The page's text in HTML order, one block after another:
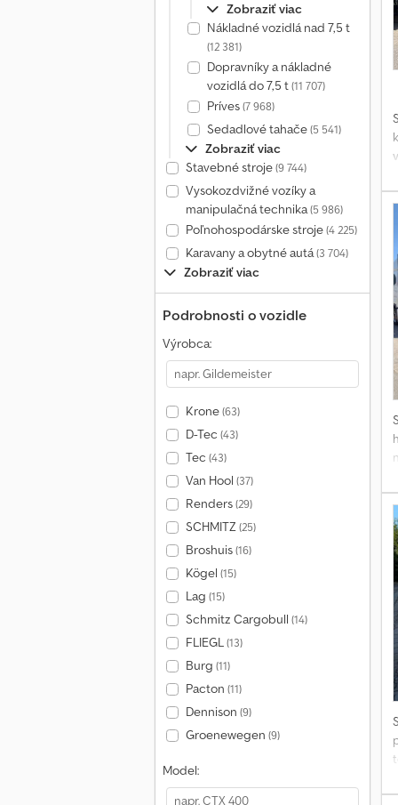
Zobraziť viac
Nákladné vozidlá nad 7,5 t
(12 381)
Dopravníky a nákladné
vozidlá do 7,5 t(11 707)
Príves(7 968)
Sedadlové tahače(5 541)
Zobraziť viac
Stavebné stroje(9 744)
Vysokozdvižné vozíky a
manipulačná technika(5 986)
Poľnohospodárske stroje(4 225)
Karavany a obytné autá(3 704)
Zobraziť viac
Podrobnosti o vozidle
Výrobca:
Krone(63)
D-Tec (43)
Tec (43)
Van Hool (37)
Renders(29)
SCHMITZ(25)
Broshuis(16)
Kögel (15)
Lag (15)
Schmitz Cargobull (14)
FLIEGL(13)
Burg (11)
Pacton (11)
Dennison (9)
Groenewegen (9)
Model: